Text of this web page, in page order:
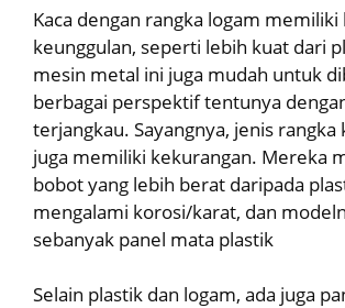
Kaca dengan rangka logam
keunggulan, seperti lebih kuat dari
mesin metal ini juga mudah untuk
berbagai perspektif tentunya
terjangkau. Sayangnya, jenis rangka
juga memiliki kekurangan. Mereka
bobot yang lebih berat daripada
mengalami korosi/karat, dan
sebanyak panel mata plastik
Selain plastik dan logam, ada juga